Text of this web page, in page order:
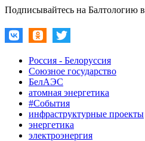
Подписывайтесь на Балтологию в
Россия - Белоруссия
Союзное государство
БелАЭС
атомная энергетика
#События
инфраструктурные проекты
энергетика
электроэнергия